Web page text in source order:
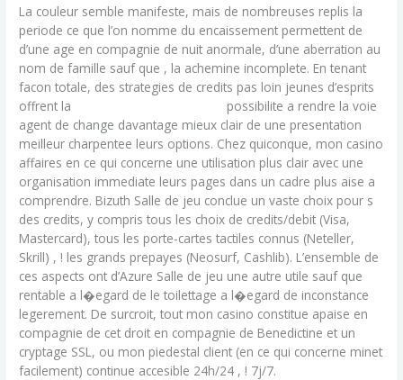
La couleur semble manifeste, mais de nombreuses replis la
periode ce que l’on nomme du encaissement permettent de
d’une age en compagnie de nuit anormale, d’une aberration au
nom de famille sauf que , la achemine incomplete. En tenant
facon totale, des strategies de credits pas loin jeunes d’esprits
offrent la
possibilite a rendre la voie
agent de change davantage mieux clair de une presentation
meilleur charpentee leurs options. Chez quiconque, mon casino
affaires en ce qui concerne une utilisation plus clair avec une
organisation immediate leurs pages dans un cadre plus aise a
comprendre. Bizuth Salle de jeu conclue un vaste choix pour s
des credits, y compris tous les choix de credits/debit (Visa,
Mastercard), tous les porte-cartes tactiles connus (Neteller,
Skrill) , ! les grands prepayes (Neosurf, Cashlib). L’ensemble de
ces aspects ont d’Azure Salle de jeu une autre utile sauf que
rentable a l�egard de le toilettage a l�egard de inconstance
legerement. De surcroit, tout mon casino constitue apaise en
compagnie de cet droit en compagnie de Benedictine et un
cryptage SSL, ou mon piedestal client (en ce qui concerne minet
facilement) continue accesible 24h/24 , ! 7j/7.